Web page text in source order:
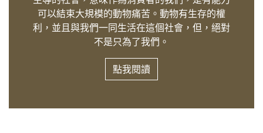
可以結束大規模的動物痛苦。動物有生存的權
利，並且與我們一同生活在這個社會，但，絕對
不是只為了我們。
點我​​閱讀​​